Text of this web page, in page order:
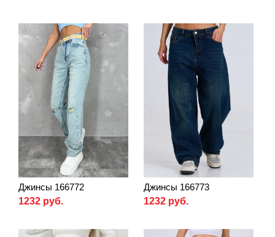
Джинсы 166772
1232 руб.
Джинсы 166773
1232 руб.